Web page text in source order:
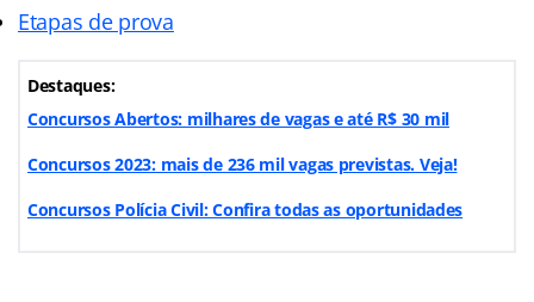
Etapas de prova
Destaques:
Concursos Abertos: milhares de vagas e até R$ 30 mil
Concursos 2023: mais de 236 mil vagas previstas. Veja!
Concursos Polícia Civil: Confira todas as oportunidades